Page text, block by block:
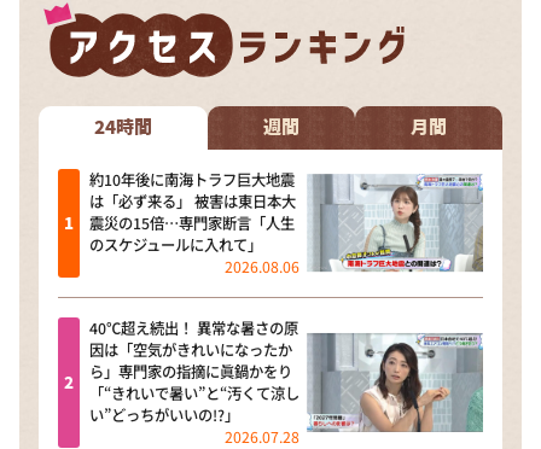
24時間 週間 月間
約10年後に南海トラフ巨大地震
は「必ず来る」 被害は東日本大
震災の15倍…専門家断言「人生
のスケジュールに入れて」
2026.08.06
40℃超え続出！ 異常な暑さの原
因は「空気がきれいになったか
ら」専門家の指摘に眞鍋かをり
「“きれいで暑い”と“汚くて涼し
い”どっちがいいの!?」
2026.07.28